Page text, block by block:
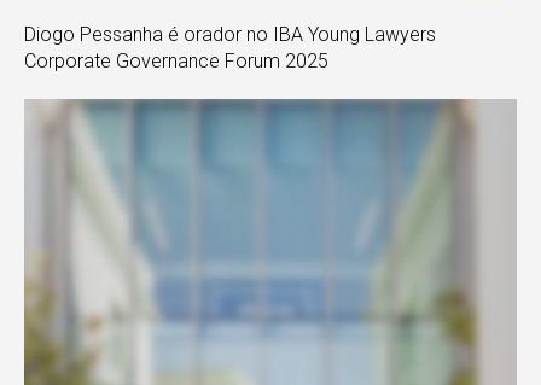
Diogo Pessanha é orador no IBA Young Lawyers
Corporate Governance Forum 2025